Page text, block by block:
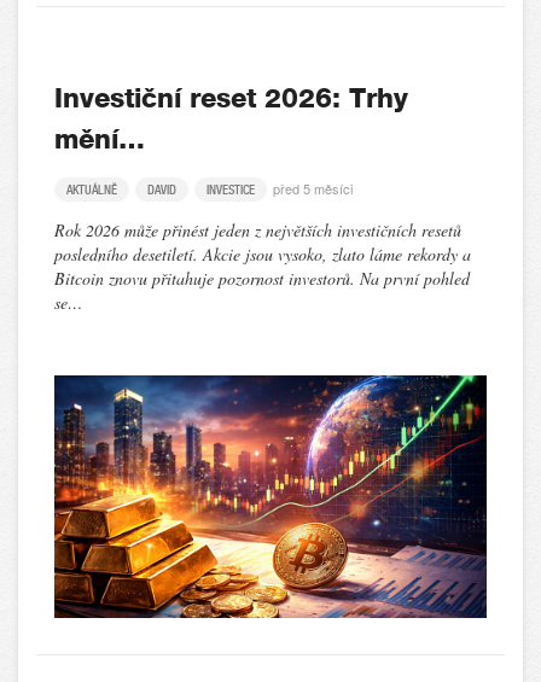
Investiční reset 2026: Trhy
mění…
AKTUÁLNĚ DAVID INVESTICE před 5 měsíci
Rok 2026 může přinést jeden z největších investičních resetů
posledního desetiletí. Akcie jsou vysoko, zlato láme rekordy a
Bitcoin znovu přitahuje pozornost investorů. Na první pohled
se…